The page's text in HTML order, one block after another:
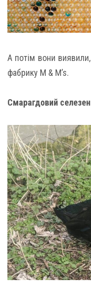
А потім вони
фабрику M & M’s.
Смарагдовий